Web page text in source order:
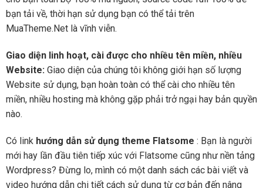
bạn tải về, thời hạn sử dụng bạn có thể tải trên
MuaTheme.Net là vĩnh viễn.
Giao diện linh hoạt, cài được cho nhiều tên miền, nhiều
Website: Giao diện của chúng tôi không giới hạn số lượng
Website sử dụng, bạn hoàn toàn có thể cài cho nhiều tên
miền, nhiều hosting mà không gặp phải trở ngại hay bản quyền
nào.
Có link hướng dẫn sử dụng theme Flatsome : Bạn là người
mới hay lần đầu tiên tiếp xúc với Flatsome cũng như nền tảng
Wordpress? Đừng lo, mình có một danh sách các bài viết và
video hướng dẫn chi tiết cách sử dụng từ cơ bản đến nâng